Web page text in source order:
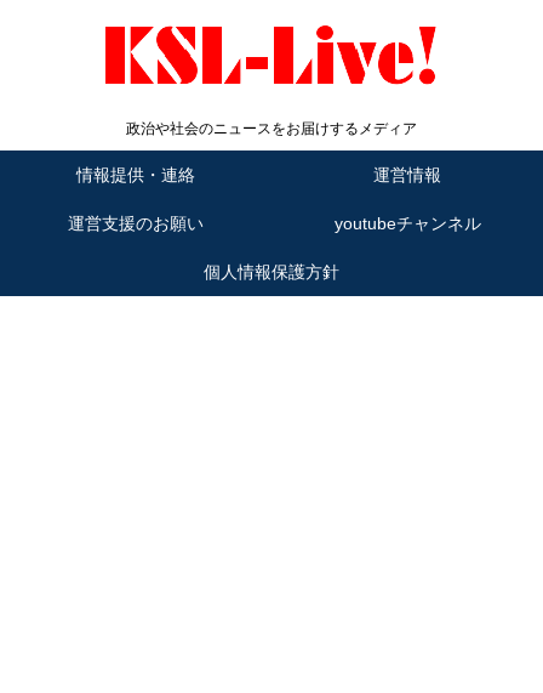
政治や社会のニュースをお届けするメディア
情報提供・連絡 運営情報
運営支援のお願い youtubeチャンネル
個人情報保護方針